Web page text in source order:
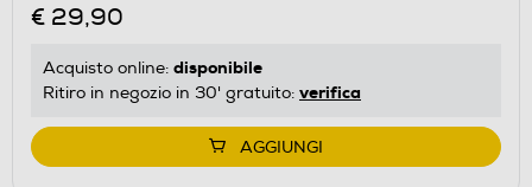
€ 29,90
Acquisto online: disponibile
Ritiro in negozio in 30' gratuito: verifica
AGGIUNGI